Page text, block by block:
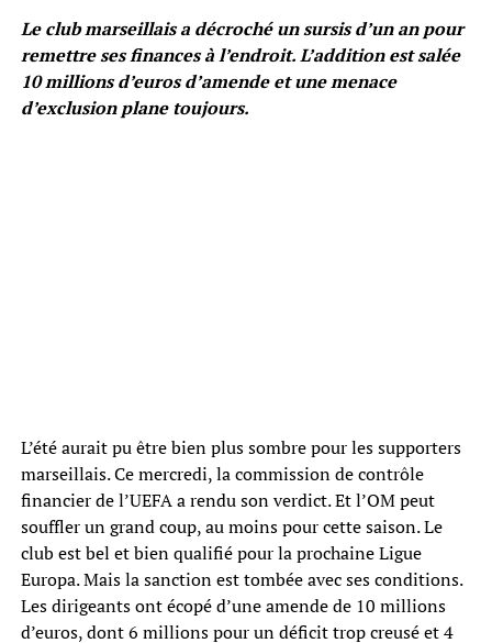
Le club marseillais a décroché un sursis d’un an pour
remettre ses finances à l’endroit. L’addition est salée
10 millions d’euros d’amende et une menace
d’exclusion plane toujours.
L’été aurait pu être bien plus sombre pour les supporters
marseillais. Ce mercredi, la commission de contrôle
financier de l’UEFA a rendu son verdict. Et l’OM peut
souffler un grand coup, au moins pour cette saison. Le
club est bel et bien qualifié pour la prochaine Ligue
Europa. Mais la sanction est tombée avec ses conditions.
Les dirigeants ont écopé d’une amende de 10 millions
d’euros, dont 6 millions pour un déficit trop creusé et 4